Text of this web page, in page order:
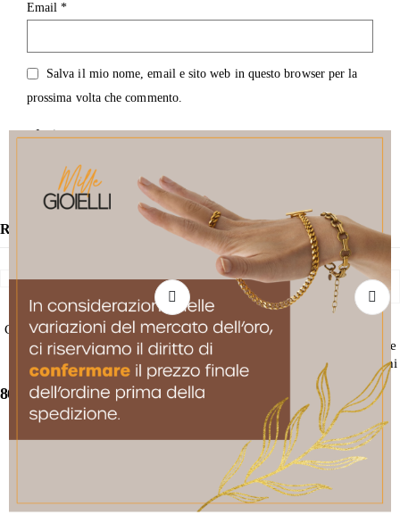
Email*
Salva il mio nome, email e sito web in questo browser per la
prossima volta che commento.
RELATED PRODUCTS
COLLANE
Ciondolo a cono in diamanti bianchi
e neri
out of 5
864,00€
Ciondolo a margherita con diamante
fancy e contorno di diamanti bianchi
out of 5